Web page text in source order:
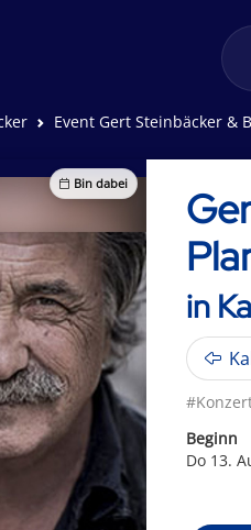
Event Gert Steinbäcker & Band -
Bin dabei
in
Beginn
Do 13.